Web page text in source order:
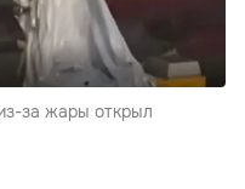
за жары открыл